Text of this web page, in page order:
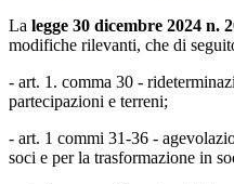
La legge 30 dicembre 2024 n.
modifiche rilevanti, che di
- art. 1. comma 30 -
partecipazioni e terreni;
- art. 1 commi 31-36 -
soci e per la trasformazione in